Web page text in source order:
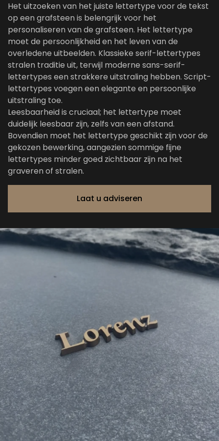
Het uitzoeken van het juiste lettertype voor de tekst
op een grafsteen is belengrijk voor het
personaliseren van de grafsteen. Het lettertype
moet de persoonlijkheid en het leven van de
overledene uitbeelden. Klassieke serif-lettertypes
stralen traditie uit, terwijl moderne sans-serif-
lettertypes een strakkere uitstraling hebben. Script-
lettertypes voegen een elegante en persoonlijke
uitstraling toe.
Leesbaarheid is cruciaal; het lettertype moet
duidelijk leesbaar zijn, zelfs van een afstand.
Bovendien moet het lettertype geschikt zijn voor de
gekozen bewerking, aangezien sommige fijne
lettertypes minder goed zichtbaar zijn na het
graveren of stralen.
Laat u adviseren